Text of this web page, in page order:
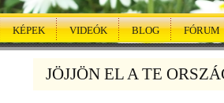
KÉPEK VIDEÓK BLOG FÓRUM
JÖJJÖN EL A TE